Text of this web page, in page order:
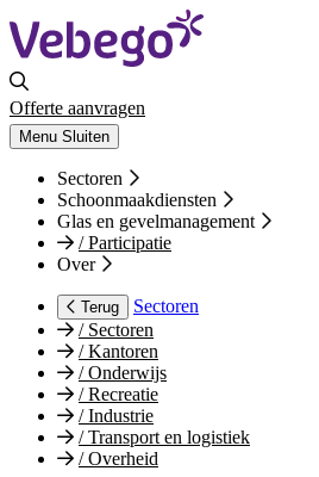
Offerte aanvragen
Menu Sluiten
Sectoren
Schoonmaakdiensten
Glas en gevelmanagement
/Participatie
Over
Terug
Sectoren
/Sectoren
/Kantoren
/Onderwijs
/Recreatie
/Industrie
/Transport en logistiek
/Overheid